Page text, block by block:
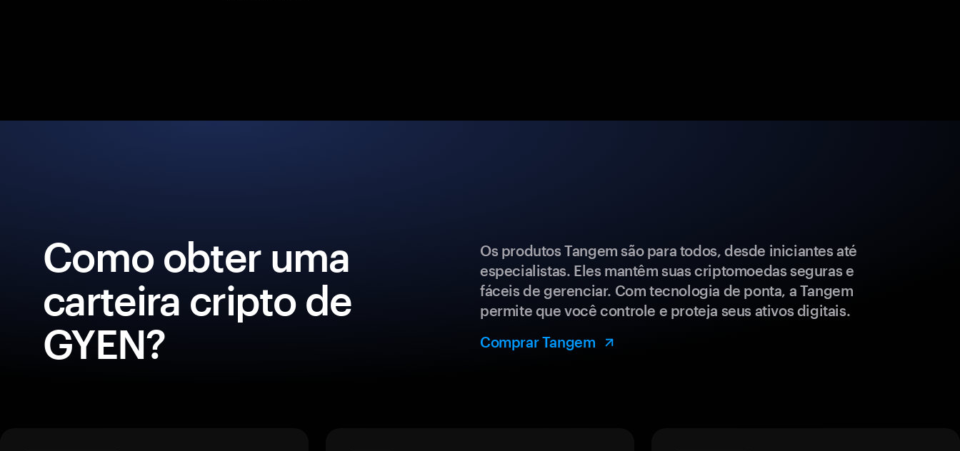
Como obter uma
carteira cripto de
GYEN?
Os produtos Tangem são para todos, desde iniciantes até
especialistas. Eles mantêm suas criptomoedas seguras e
fáceis de gerenciar. Com tecnologia de ponta, a Tangem
permite que você controle e proteja seus ativos digitais.
Comprar Tangem